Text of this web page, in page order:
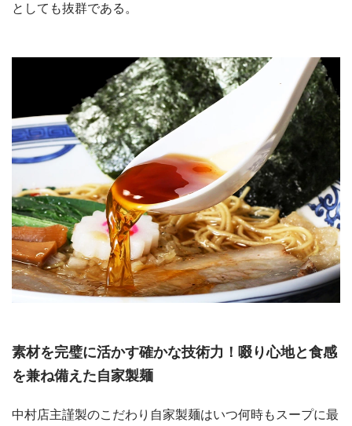
としても抜群である。
素材を完璧に活かす確かな技術力！啜り心地と食感
を兼ね備えた自家製麺
中村店主謹製のこだわり自家製麺はいつ何時もスープに最